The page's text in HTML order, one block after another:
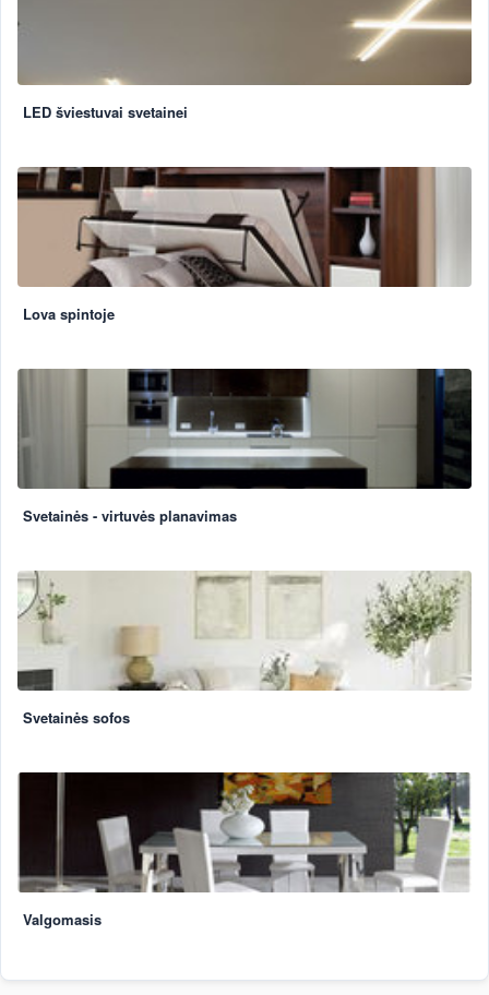
LED šviestuvai svetainei
Lova spintoje
Svetainės - virtuvės planavimas
Svetainės sofos
Valgomasis